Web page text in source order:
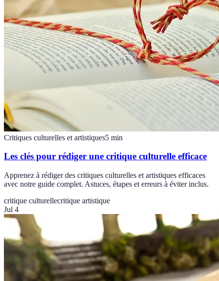
Critiques culturelles et artistiques5 min
Les clés pour rédiger une critique culturelle efficace
Apprenez à rédiger des critiques culturelles et artistiques efficaces
avec notre guide complet. Astuces, étapes et erreurs à éviter inclus.
critique culturellecritique artistique
Jul 4